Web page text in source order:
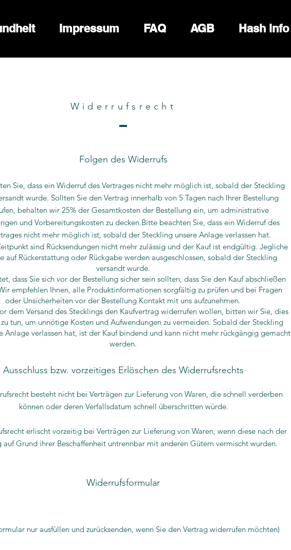
Impressum FAQ AGB Hash info
Widerrufsrecht
Folgen des Widerrufs
Sie, dass ein Widerruf des Vertrages nicht mehr möglich ist, sobald der Steckling
wurde. Sollten Sie den Vertrag innerhalb von 5 Tagen nach Ihrer Bestellung
behalten wir 25% der Gesamtkosten der Bestellung ein, um administrative
und Vorbereitungskosten zu decken.Bitte beachten Sie, dass ein Widerruf des
nicht mehr möglich ist, sobald der Steckling unsere Anlage verlassen hat.
sind Rücksendungen nicht mehr zulässig und der Kauf ist endgültig. Jegliche
auf Rückerstattung oder Rückgabe werden ausgeschlossen, sobald der Steckling
versandt wurde.
dass Sie sich vor der Bestellung sicher sein sollten, dass Sie den Kauf abschließen
empfehlen Ihnen, alle Produktinformationen sorgfältig zu prüfen und bei Fragen
oder Unsicherheiten vor der Bestellung Kontakt mit uns aufzunehmen.
dem Versand des Stecklings den Kaufvertrag widerrufen wollen, bitten wir Sie, dies
tun, um unnötige Kosten und Aufwendungen zu vermeiden. Sobald der Steckling
Anlage verlassen hat, ist der Kauf bindend und kann nicht mehr rückgängig gemacht
werden.
Ausschluss bzw. vorzeitiges Erlöschen des Widerrufsrechts
besteht nicht bei Verträgen zur Lieferung von Waren, die schnell verderben
können oder deren Verfallsdatum schnell überschritten würde.
erlischt vorzeitig bei Verträgen zur Lieferung von Waren, wenn diese nach der
auf Grund ihrer Beschaffenheit untrennbar mit anderen Gütern vermischt wurden.
Widerrufsformular
nur ausfüllen und zurücksenden, wenn Sie den Vertrag widerrufen möchten)